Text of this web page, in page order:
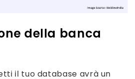
della banca
il ​​tuo database avrà un